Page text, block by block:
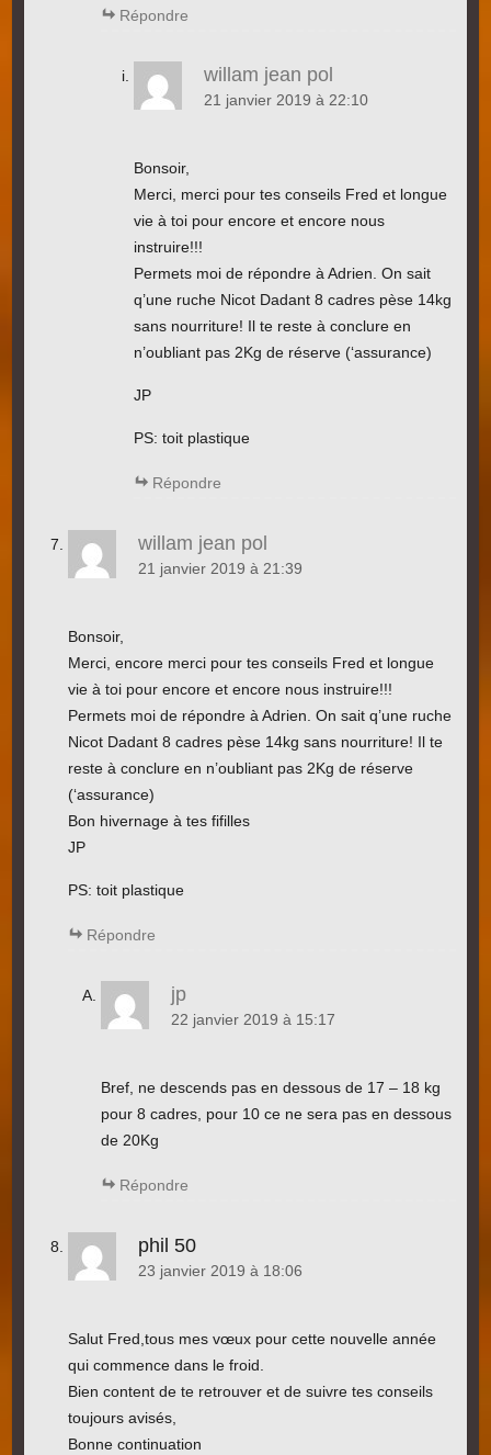
Répondre
willam jean pol
21 janvier 2019 à 22:10
Bonsoir,
Merci, merci pour tes conseils Fred et longue
vie à toi pour encore et encore nous
instruire!!!
Permets moi de répondre à Adrien. On sait
q’une ruche Nicot Dadant 8 cadres pèse 14kg
sans nourriture! Il te reste à conclure en
n’oubliant pas 2Kg de réserve (‘assurance)
JP
PS: toit plastique
Répondre
willam jean pol
21 janvier 2019 à 21:39
Bonsoir,
Merci, encore merci pour tes conseils Fred et longue
vie à toi pour encore et encore nous instruire!!!
Permets moi de répondre à Adrien. On sait q’une ruche
Nicot Dadant 8 cadres pèse 14kg sans nourriture! Il te
reste à conclure en n’oubliant pas 2Kg de réserve
(‘assurance)
Bon hivernage à tes fifilles
JP
PS: toit plastique
Répondre
jp
22 janvier 2019 à 15:17
Bref, ne descends pas en dessous de 17 – 18 kg
pour 8 cadres, pour 10 ce ne sera pas en dessous
de 20Kg
Répondre
phil 50
23 janvier 2019 à 18:06
Salut Fred,tous mes vœux pour cette nouvelle année
qui commence dans le froid.
Bien content de te retrouver et de suivre tes conseils
toujours avisés,
Bonne continuation